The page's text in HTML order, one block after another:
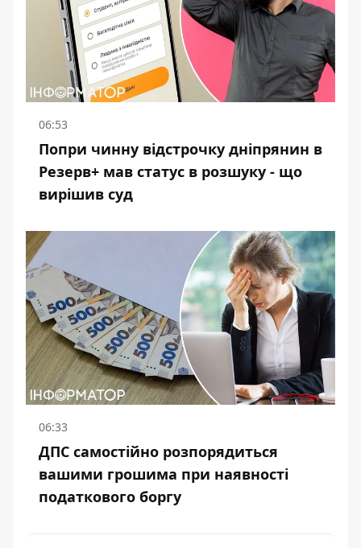
06:53
Попри чинну відстрочку дніпрянин в
Резерв+ мав статус в розшуку - що
вирішив суд
06:33
ДПС самостійно розпорядиться
вашими грошима при наявності
податкового боргу